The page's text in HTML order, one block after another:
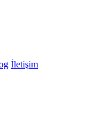
İletişim